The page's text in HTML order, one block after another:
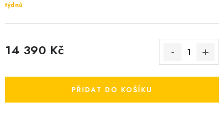
týdnů
14 390 Kč
PŘIDAT DO KOŠÍKU